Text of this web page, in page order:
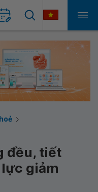
đều, tiết
giảm